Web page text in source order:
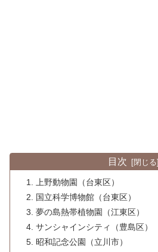
目次
上野動物園（台東区）
国立科学博物館（台東区）
夢の島熱帯植物園（江東区）
サンシャインシティ（豊島区）
昭和記念公園（立川市）